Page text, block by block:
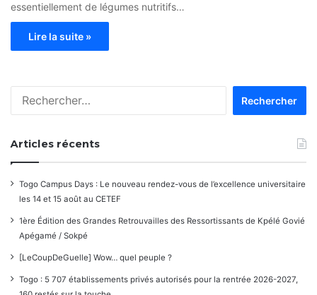
essentiellement de légumes nutritifs…
Lire la suite »
Articles récents
Togo Campus Days : Le nouveau rendez-vous de l’excellence universitaire
les 14 et 15 août au CETEF
1ère Édition des Grandes Retrouvailles des Ressortissants de Kpélé Govié
Apégamé / Sokpé
[LeCoupDeGuelle] Wow… quel peuple ?
Togo : 5 707 établissements privés autorisés pour la rentrée 2026-2027,